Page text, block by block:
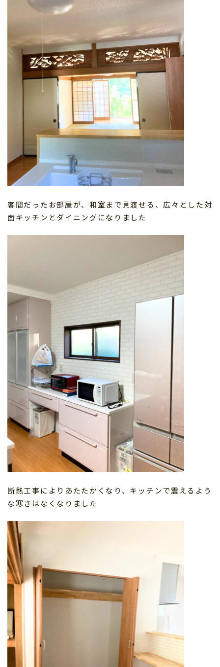
客間だったお部屋が、和室まで見渡せる、広々とした対
面キッチンとダイニングになりました
断熱工事によりあたたかくなり、キッチンで震えるよう
な寒さはなくなりました